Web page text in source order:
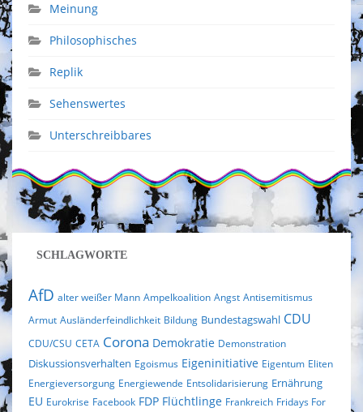
Meinung
Philosophisches
Replik
Sehenswertes
Unterschreibbares
SCHLAGWORTE
AfD alter weißer Mann Ampelkoalition Angst Antisemitismus
Armut Ausländerfeindlichkeit Bildung Bundestagswahl CDU
CDU/CSU CETA Corona Demokratie Demonstration
Diskussionsverhalten Egoismus Eigeninitiative Eigentum Eliten
Energieversorgung Energiewende Entsolidarisierung Ernährung
EU Eurokrise Facebook FDP Flüchtlinge Frankreich Fridays For